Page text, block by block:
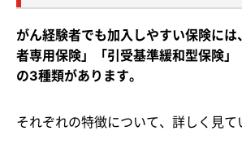
がん経験者でも加入しやすい保険に
者専用保険」「引受基準緩和型保険」
の3種類があります。
それぞれの特徴について、詳しく見て